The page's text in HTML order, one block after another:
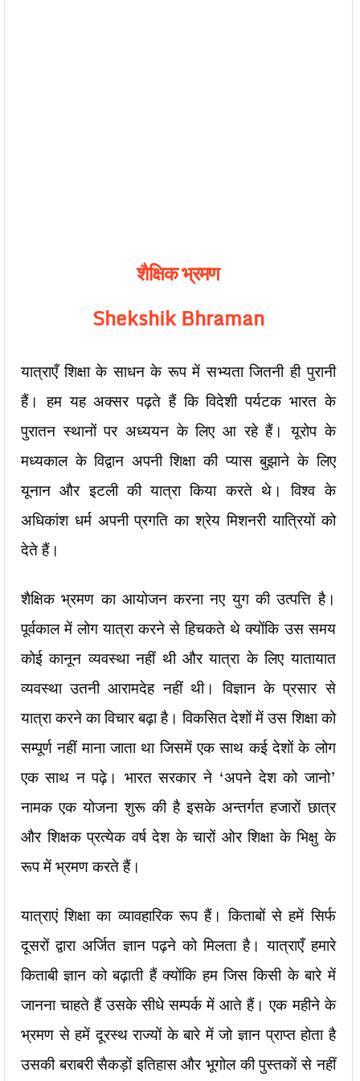
शैक्षिक भ्रमण
Shekshik Bhraman
यात्राएँ शिक्षा के साधन के रूप में सभ्यता जितनी ही पुरानी
हैं। हम यह अक्सर पढ़ते हैं कि विदेशी पर्यटक भारत के
पुरातन स्थानों पर अध्ययन के लिए आ रहे हैं। यूरोप के
मध्यकाल के विद्वान अपनी शिक्षा की प्यास बुझाने के लिए
यूनान और इटली की यात्रा किया करते थे। विश्व के
अधिकांश धर्म अपनी प्रगति का श्रेय मिशनरी यात्रियों को
देते हैं।
शैक्षिक भ्रमण का आयोजन करना नए युग की उत्पत्ति है।
पूर्वकाल में लोग यात्रा करने से हिचकते थे क्योंकि उस समय
कोई कानून व्यवस्था नहीं थी और यात्रा के लिए यातायात
व्यवस्था उतनी आरामदेह नहीं थी। विज्ञान के प्रसार से
यात्रा करने का विचार बढ़ा है। विकसित देशों में उस शिक्षा को
सम्पूर्ण नहीं माना जाता था जिसमें एक साथ कई देशों के लोग
एक साथ न पढ़े। भारत सरकार ने ‘अपने देश को जानो’
नामक एक योजना शुरू की है इसके अन्तर्गत हजारों छात्र
और शिक्षक प्रत्येक वर्ष देश के चारों ओर शिक्षा के भिक्षु के
रूप में भ्रमण करते हैं।
यात्राएं शिक्षा का व्यावहारिक रूप हैं। किताबों से हमें सिर्फ
दूसरों द्वारा अर्जित ज्ञान पढ़ने को मिलता है। यात्राएँ हमारे
किताबी ज्ञान को बढ़ाती हैं क्योंकि हम जिस किसी के बारे में
जानना चाहते हैं उसके सीधे सम्पर्क में आते हैं। एक महीने के
भ्रमण से हमें दूरस्थ राज्यों के बारे में जो ज्ञान प्राप्त होता है
उसकी बराबरी सैकड़ों इतिहास और भूगोल की पुस्तकों से नहीं